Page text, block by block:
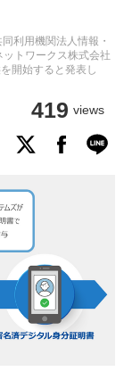
利用機関法人情報・
トワークス株式会社
開始すると発表し
419 views